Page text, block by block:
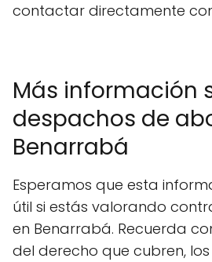
contactar directamente
Más información
despachos de
Benarrabá
Esperamos que esta
útil si estás valorando
en Benarrabá. Recuerda
del derecho que cubren,